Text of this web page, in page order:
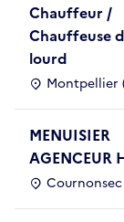
Chauffeur /
Chauffeuse
lourd
Montpellier
MENUISIER
AGENCEUR